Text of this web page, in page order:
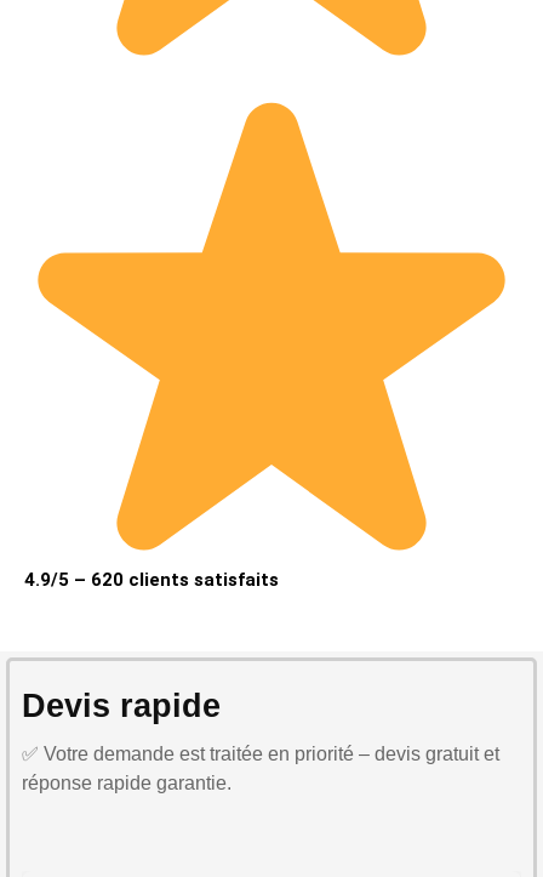
4.9/5 – 620 clients satisfaits
Devis rapide
✅ Votre demande est traitée en priorité – devis gratuit et
réponse rapide garantie.